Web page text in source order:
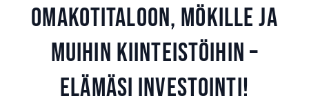
omakotitaloon, mökille ja
muihin kiinteistöihin –
Elämäsi investointi!